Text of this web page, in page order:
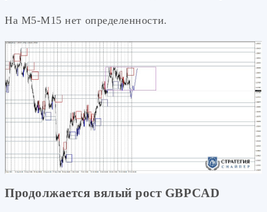
На М5-М15 нет определенности.
Продолжается вялый рост GBPCAD